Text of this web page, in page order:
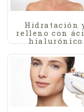
Hidratación
relleno con
hialurónico